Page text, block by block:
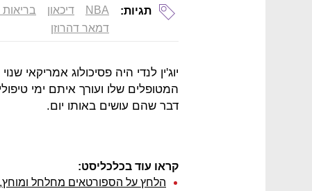
תגיות: NBA דיכאון
דמאר דהרוזן
יוג'ין לנדי היה פסיכולוג
המטופלים שלו ועורך איתם ימי
דבר שהם עושים באותו יום.
קראו עוד בכלכליסט:
הלחץ על הספורטאים מחלחל